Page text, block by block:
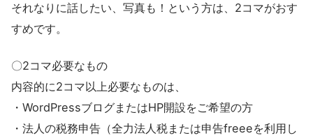
それなりに話したい、写真も！という方は、2コマがおす
すめです。
〇2コマ必要なもの
内容的に2コマ以上必要なものは、
・WordPressブログまたはHP開設をご希望の方
・法人の税務申告（全力法人税または申告freeeを利用し